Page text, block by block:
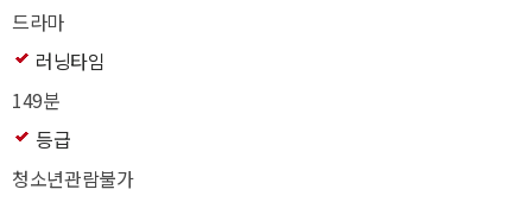
드라마
러닝타임
149분
등급
청소년관람불가